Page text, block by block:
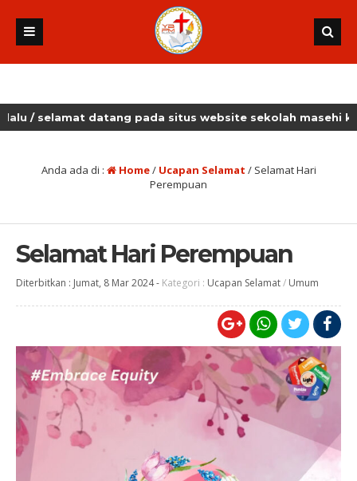
datang pada situs website sekolah masehi kudus
Anda ada di : Home/ Ucapan Selamat / Selamat Hari
Perempuan
Selamat Hari Perempuan
Diterbitkan : Jumat, 8 Mar 2024- Kategori : Ucapan Selamat/ Umum